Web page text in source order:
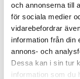
och annonserna till
för sociala medier
vidarebefordrar
information från din
annons- och
Dessa kan i sin tur
information som du
Vänligen
för att kunna